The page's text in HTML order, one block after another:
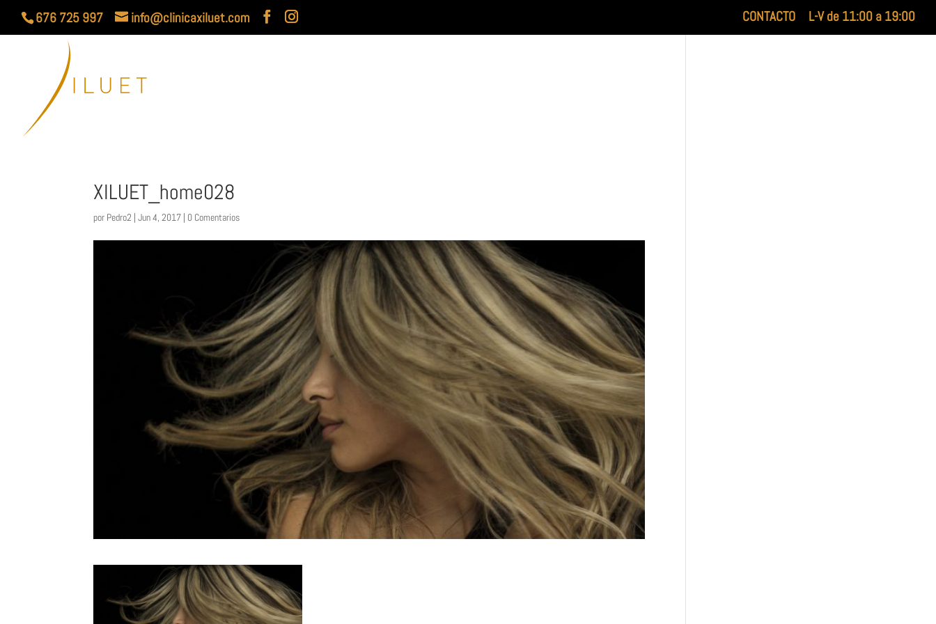
676 725 997 info@clinicaxiluet.com CONTACTO L-V de 11:00 a 19:00
XILUET_home028
por Pedro2 |Jun 4, 2017 | 0 Comentarios